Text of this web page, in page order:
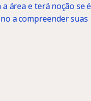
área e terá noção se é
a compreender suas